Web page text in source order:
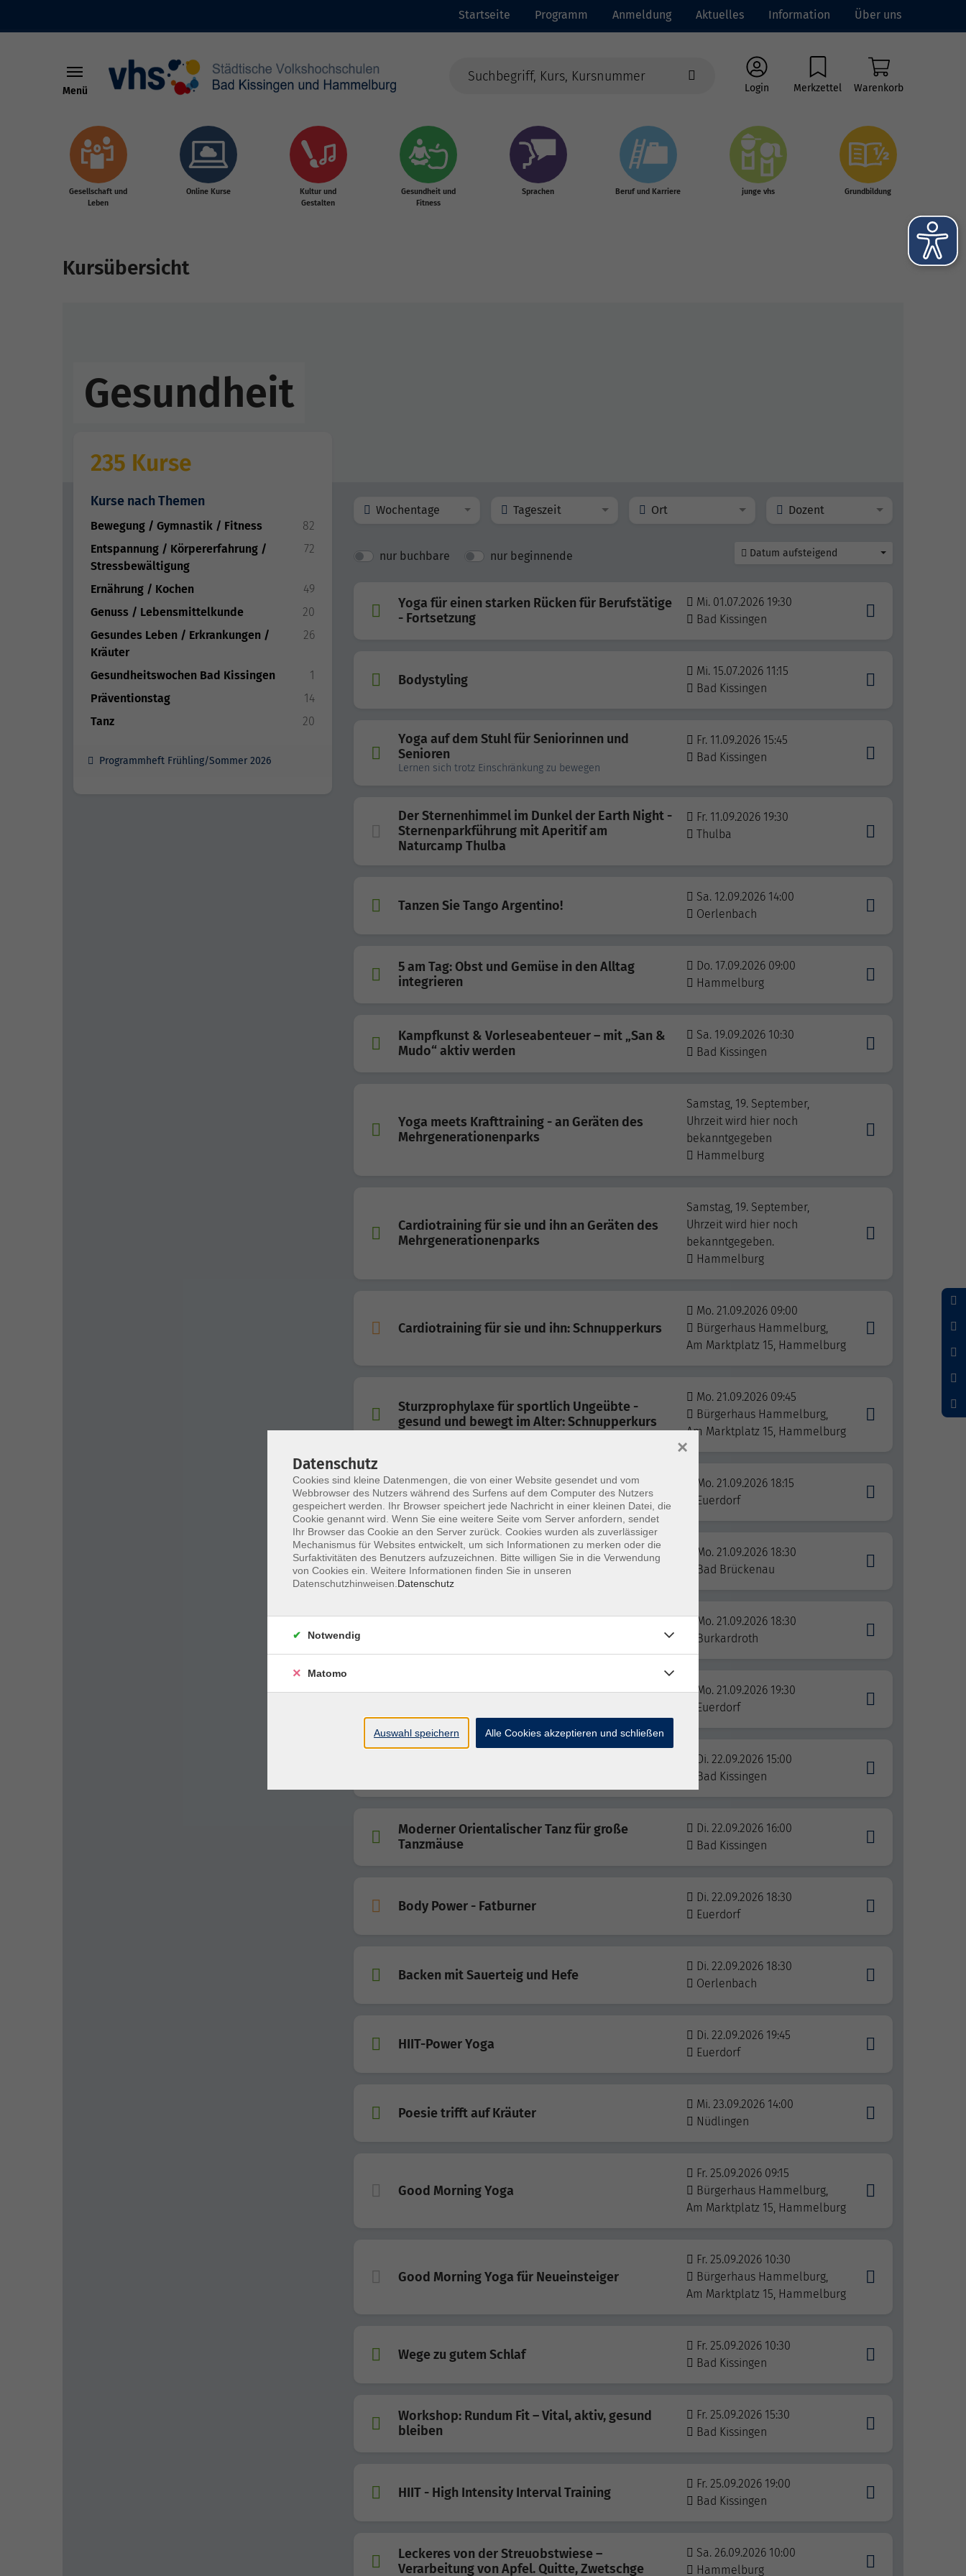
Startseite Programm Anmeldung Aktuelles Information Über uns
Menü Login Merkzettel Warenkorb
Gesellschaft und
Leben
Online Kurse
Kultur und
Gestalten
Gesundheit und
Fitness
Sprachen Beruf und Karriere junge vhs Grundbildung
Kursübersicht
Gesundheit
235 Kurse
Kurse nach Themen
Bewegung / Gymnastik / Fitness
82
Entspannung / Körpererfahrung /
Stressbewältigung
72
Ernährung / Kochen
49
Genuss / Lebensmittelkunde
20
Gesundes Leben / Erkrankungen /
Kräuter
26
Gesundheitswochen Bad Kissingen
1
Präventionstag
14
Tanz
20
Programmheft Frühling/Sommer 2026
Wochentage Tageszeit Ort Dozent
nur buchbare nur beginnende Datum aufsteigend
Yoga für einen starken Rücken für Berufstätige
- Fortsetzung
Mi. 01.07.2026 19:30
Bad Kissingen
Bodystyling
Mi. 15.07.2026 11:15
Bad Kissingen
Yoga auf dem Stuhl für Seniorinnen und
Senioren
Lernen sich trotz Einschränkung zu bewegen
Fr. 11.09.2026 15:45
Bad Kissingen
Der Sternenhimmel im Dunkel der Earth Night -
Sternenparkführung mit Aperitif am
Naturcamp Thulba
Fr. 11.09.2026 19:30
Thulba
Tanzen Sie Tango Argentino!
Sa. 12.09.2026 14:00
Oerlenbach
5 am Tag: Obst und Gemüse in den Alltag
integrieren
Do. 17.09.2026 09:00
Hammelburg
Kampfkunst & Vorleseabenteuer – mit „San &
Mudo“ aktiv werden
Sa. 19.09.2026 10:30
Bad Kissingen
Yoga meets Krafttraining - an Geräten des
Mehrgenerationenparks
Samstag, 19. September,
Uhrzeit wird hier noch
bekanntgegeben
Hammelburg
Cardiotraining für sie und ihn an Geräten des
Mehrgenerationenparks
Samstag, 19. September,
Uhrzeit wird hier noch
bekanntgegeben.
Hammelburg
Cardiotraining für sie und ihn: Schnupperkurs
Mo. 21.09.2026 09:00
Bürgerhaus Hammelburg,
Am Marktplatz 15, Hammelburg
Sturzprophylaxe für sportlich Ungeübte -
gesund und bewegt im Alter: Schnupperkurs
Mo. 21.09.2026 09:45
Bürgerhaus Hammelburg,
Am Marktplatz 15, Hammelburg
Rückenfit: Healthy & Strong
Mo. 21.09.2026 18:15
Euerdorf
Feldenkrais für Jung und Alt
Mo. 21.09.2026 18:30
Bad Brückenau
Mo. 21.09.2026 18:30
Burkardroth
Mo. 21.09.2026 19:30
Euerdorf
Di. 22.09.2026 15:00
Bad Kissingen
Moderner Orientalischer Tanz für große
Tanzmäuse
Di. 22.09.2026 16:00
Bad Kissingen
Body Power - Fatburner
Di. 22.09.2026 18:30
Euerdorf
Backen mit Sauerteig und Hefe
Di. 22.09.2026 18:30
Oerlenbach
HIIT-Power Yoga
Di. 22.09.2026 19:45
Euerdorf
Poesie trifft auf Kräuter
Mi. 23.09.2026 14:00
Nüdlingen
Good Morning Yoga
Fr. 25.09.2026 09:15
Bürgerhaus Hammelburg,
Am Marktplatz 15, Hammelburg
Good Morning Yoga für Neueinsteiger
Fr. 25.09.2026 10:30
Bürgerhaus Hammelburg,
Am Marktplatz 15, Hammelburg
Wege zu gutem Schlaf
Fr. 25.09.2026 10:30
Bad Kissingen
Workshop: Rundum Fit – Vital, aktiv, gesund
bleiben
Fr. 25.09.2026 15:30
Bad Kissingen
HIIT - High Intensity Interval Training
Fr. 25.09.2026 19:00
Bad Kissingen
Leckeres von der Streuobstwiese –
Verarbeitung von Apfel. Quitte, Zwetschge
Sa. 26.09.2026 10:00
Hammelburg
Datenschutz
Cookies sind kleine Datenmengen, die von einer Website gesendet und vom
Webbrowser des Nutzers während des Surfens auf dem Computer des Nutzers
gespeichert werden. Ihr Browser speichert jede Nachricht in einer kleinen Datei, die
Cookie genannt wird. Wenn Sie eine weitere Seite vom Server anfordern, sendet
Ihr Browser das Cookie an den Server zurück. Cookies wurden als zuverlässiger
Mechanismus für Websites entwickelt, um sich Informationen zu merken oder die
Surfaktivitäten des Benutzers aufzuzeichnen. Bitte willigen Sie in die Verwendung
von Cookies ein. Weitere Informationen finden Sie in unseren
Datenschutzhinweisen. Datenschutz
×
Notwendig
Matomo
Auswahl speichern Alle Cookies akzeptieren und schließen